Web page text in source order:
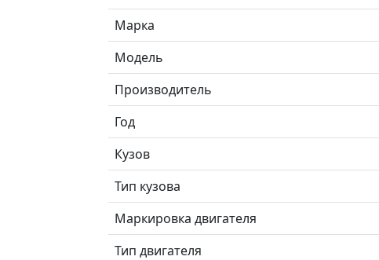
Марка
Модель
Производитель
Год
Кузов
Тип кузова
Маркировка двигателя
Тип двигателя